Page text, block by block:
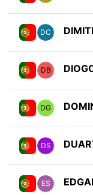
DC
DB
DG
DS
ES